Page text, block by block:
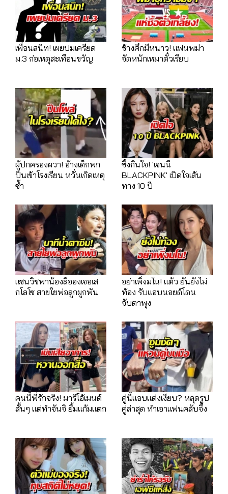
เพื่อนสนิท! เผยปมเครียด
ม.3 ก่อเหตุสะเทือนขวัญ
ช้างศึกมีหนาว! แฟนพม่า
จัดหนักเหมาตั๋วเรียบ
ผู้ปกครองผวา! อ้างเด็กพก
ปืนเข้าโรงเรียน หวั่นเกิดเหตุ
ซ้ำ
ซึ้งกินใจ! 'เจนนี่
BLACKPINK' เปิดใจเส้น
ทาง 10 ปี
แซนวิชพาน้องลีอองเจอเส
กโลโซ สายใยพ่อลูกผูกพัน
อย่าเพิ่งมโน! แต้ว ยันยังไม่
ท้อง รับแอบนอยด์โดน
จับตาพุง
คนนี้พี่รักจริง! มาริโอ้เมนต์
สั้นๆ แต่ทำจันจิ ยิ้มแก้มแตก
คู่นี้แอบแต่งเงียบ? หลุดรูป
คู่ล่าสุด ทำเอาแฟนคลับจึ้ง